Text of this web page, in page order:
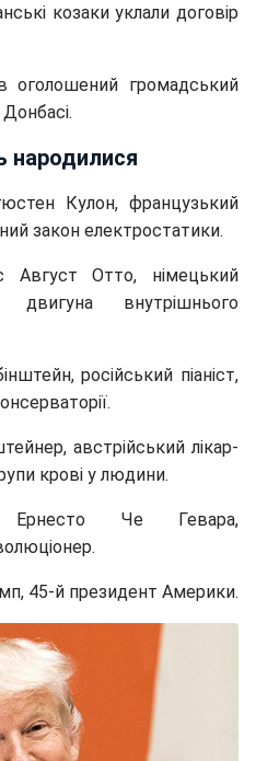
козаки уклали договір
громадський
народилися
Кулон, французький
закон електростатики.
Отто, німецький
двигуна внутрішнього
російський піаніст,
австрійський лікар-
крові у людини.
Че Гевара,
45-й президент Америки.